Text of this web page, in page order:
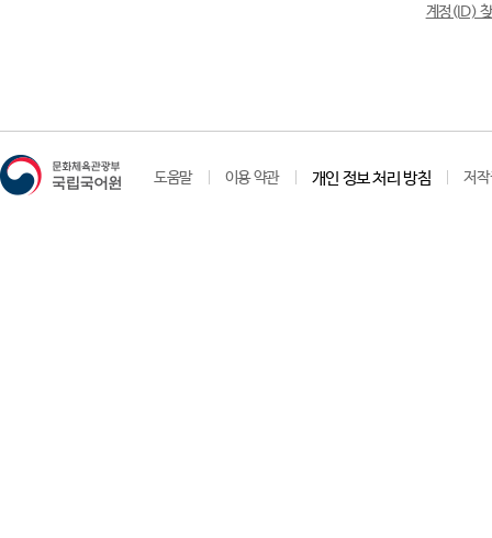
계정(ID)
도움말 이용 약관 개인 정보 처리 방침 저